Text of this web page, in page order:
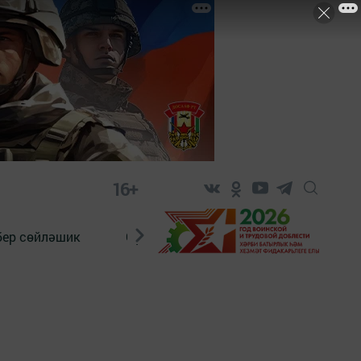
16+
сөйләшик Сүз тарихы Яшь хәбәрче